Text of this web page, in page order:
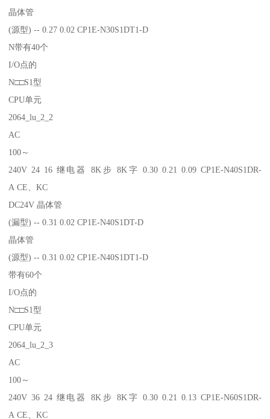
晶体管
(源型) -- 0.27 0.02 CP1E-N30S1DT1-D
N带有40个
I/O点的
N□□S1型
CPU单元
2064_lu_2_2
AC
100～
240V 24 16 继电器 8K步 8K字 0.30 0.21 0.09 CP1E-N40S1DR-
A CE、KC
DC24V 晶体管
(漏型) -- 0.31 0.02 CP1E-N40S1DT-D
晶体管
(源型) -- 0.31 0.02 CP1E-N40S1DT1-D
带有60个
I/O点的
N□□S1型
CPU单元
2064_lu_2_3
AC
100～
240V 36 24 继电器 8K步 8K字 0.30 0.21 0.13 CP1E-N60S1DR-
A CE、KC